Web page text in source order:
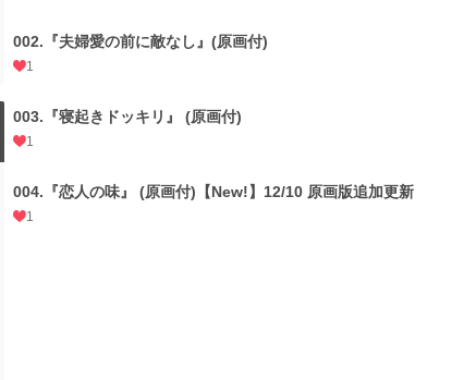
002.『夫婦愛の前に敵なし』(原画付)
1
003.『寝起きドッキリ』 (原画付)
1
004.『恋人の味』 (原画付)【New!】12/10 原画版追加更新
1